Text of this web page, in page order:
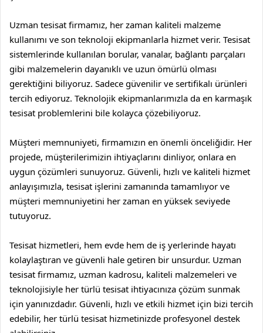
Uzman tesisat firmamız, her zaman kaliteli malzeme
kullanımı ve son teknoloji ekipmanlarla hizmet verir. Tesisat
sistemlerinde kullanılan borular, vanalar, bağlantı parçaları
gibi malzemelerin dayanıklı ve uzun ömürlü olması
gerektiğini biliyoruz. Sadece güvenilir ve sertifikalı ürünleri
tercih ediyoruz. Teknolojik ekipmanlarımızla da en karmaşık
tesisat problemlerini bile kolayca çözebiliyoruz.
Müşteri memnuniyeti, firmamızın en önemli önceliğidir. Her
projede, müşterilerimizin ihtiyaçlarını dinliyor, onlara en
uygun çözümleri sunuyoruz. Güvenli, hızlı ve kaliteli hizmet
anlayışımızla, tesisat işlerini zamanında tamamlıyor ve
müşteri memnuniyetini her zaman en yüksek seviyede
tutuyoruz.
Tesisat hizmetleri, hem evde hem de iş yerlerinde hayatı
kolaylaştıran ve güvenli hale getiren bir unsurdur. Uzman
tesisat firmamız, uzman kadrosu, kaliteli malzemeleri ve
teknolojisiyle her türlü tesisat ihtiyacınıza çözüm sunmak
için yanınızdadır. Güvenli, hızlı ve etkili hizmet için bizi tercih
edebilir, her türlü tesisat hizmetinizde profesyonel destek